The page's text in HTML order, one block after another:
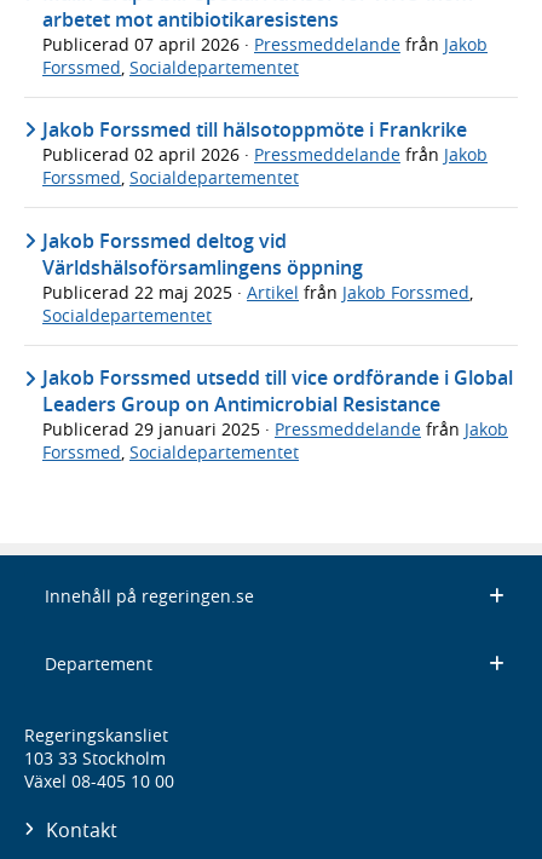
arbetet mot antibiotikaresistens
Publicerad 07 april 2026 · Pressmeddelande från Jakob
Forssmed Socialdepartementet
Jakob Forssmed till hälsotoppmöte i Frankrike
Publicerad 02 april 2026 · Pressmeddelande från Jakob
Forssmed, Socialdepartementet
Jakob Forssmed deltog vid
Världshälsoförsamlingens öppning
Publicerad 22 maj 2025 · Artikel från Jakob Forssmed,
Socialdepartementet
Jakob Forssmed utsedd till vice ordförande i Global
Leaders Group on Antimicrobial Resistance
Publicerad 29 januari 2025 · Pressmeddelande från Jakob
Forssmed, Socialdepartementet
Innehåll på regeringen.se
Departement
Regeringskansliet
103 33 Stockholm
Växel 08-405 10 00
Kontakt